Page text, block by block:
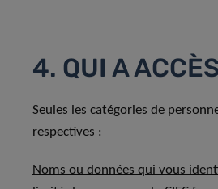
4. QUI A
Seules les catégories de
respectives :
Noms ou données qui vous